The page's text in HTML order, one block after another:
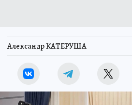
Александр КАТЕРУША